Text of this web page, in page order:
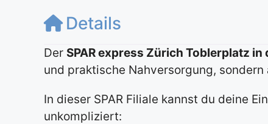
Details
Der SPAR express Zürich Toblerplatz
und praktische Nahversorgung,
In dieser SPAR Filiale kannst du deine
unkompliziert: